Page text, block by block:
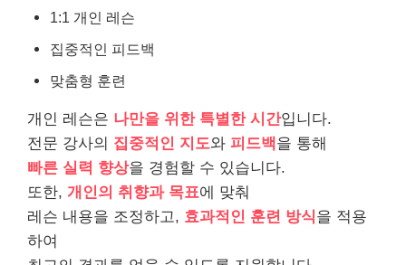
1:1 개인 레슨
집중적인 피드백
맞춤형 훈련
개인 레슨은 나만을 위한 특별한 시간입니다.
전문 강사의 집중적인 지도와 피드백을 통해
빠른 실력 향상을 경험할 수 있습니다.
또한, 개인의 취향과 목표에 맞춰
레슨 내용을 조정하고, 효과적인 훈련 방식을 적용
하여